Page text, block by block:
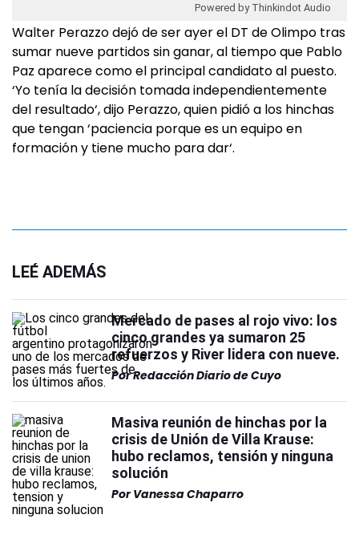
Powered by Thinkindot Audio
Walter Perazzo dejó de ser ayer el DT de Olimpo tras
sumar nueve partidos sin ganar, al tiempo que Pablo
Paz aparece como el principal candidato al puesto.
‘Yo tenía la decisión tomada independientemente
del resultado‘, dijo Perazzo, quien pidió a los hinchas
que tengan ‘paciencia porque es un equipo en
formación y tiene mucho para dar‘.
LEÉ ADEMÁS
Mercado de pases al rojo vivo: los
cinco grandes ya sumaron 25
refuerzos y River lidera con nueve.
PorRedacción Diario de Cuyo
Masiva reunión de hinchas por la
crisis de Unión de Villa Krause:
hubo reclamos, tensión y ninguna
solución
Por Vanessa Chaparro